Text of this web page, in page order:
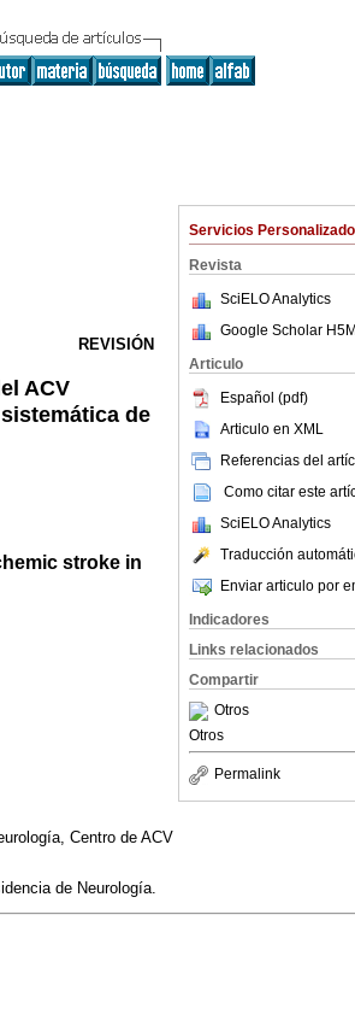
Servicios
Revista
SciELO Analytics
Google Scholar
Articulo
Español (pdf)
Articulo en XML
Referencias del
Como citar este
SciELO Analytics
Traducción
Enviar articulo por
Indicadores
Links relacionados
Compartir
Otros
Otros
Permalink
REVISIÓN
ACV
de
stroke in
Centro de ACV
de Neurología.